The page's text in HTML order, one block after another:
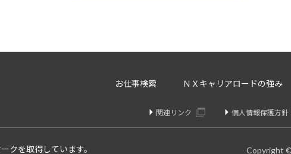
、開示を請求することができます。
誤りや変更があった場合は訂正、追加、削除を請求することがで
止、消去、または第三者提供停止を請求することが出来ます。
受け付けております。
お仕事検索 ＮＸキャリアロードの強み
関連リンク 個人情報保護方針
クを取得しています。 Copyright